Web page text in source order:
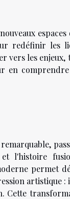
espaces
redéfinir les
vers les enjeux,
en
et l'histoire
permet
artistique
Cette